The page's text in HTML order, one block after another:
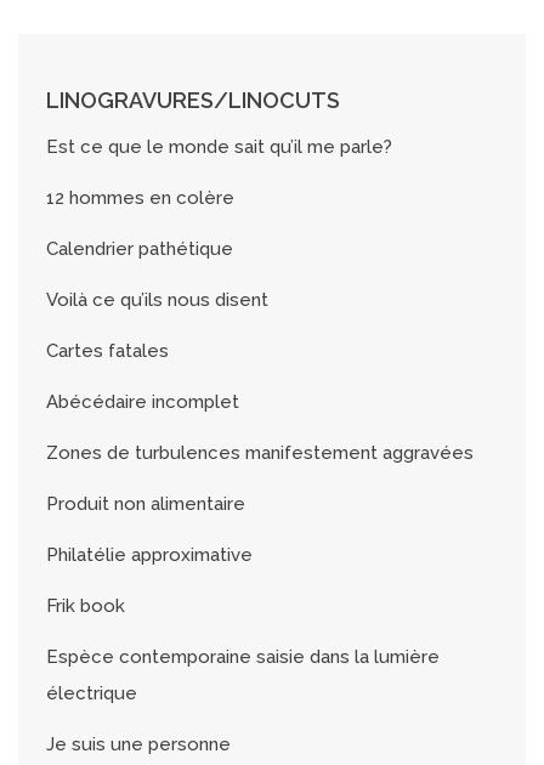
LINOGRAVURES/LINOCUTS
Est ce que le monde sait qu’il me parle?
12 hommes en colère
Calendrier pathétique
Voilà ce qu’ils nous disent
Cartes fatales
Abécédaire incomplet
Zones de turbulences manifestement aggravées
Produit non alimentaire
Philatélie approximative
Frik book
Espèce contemporaine saisie dans la lumière
électrique
Je suis une personne